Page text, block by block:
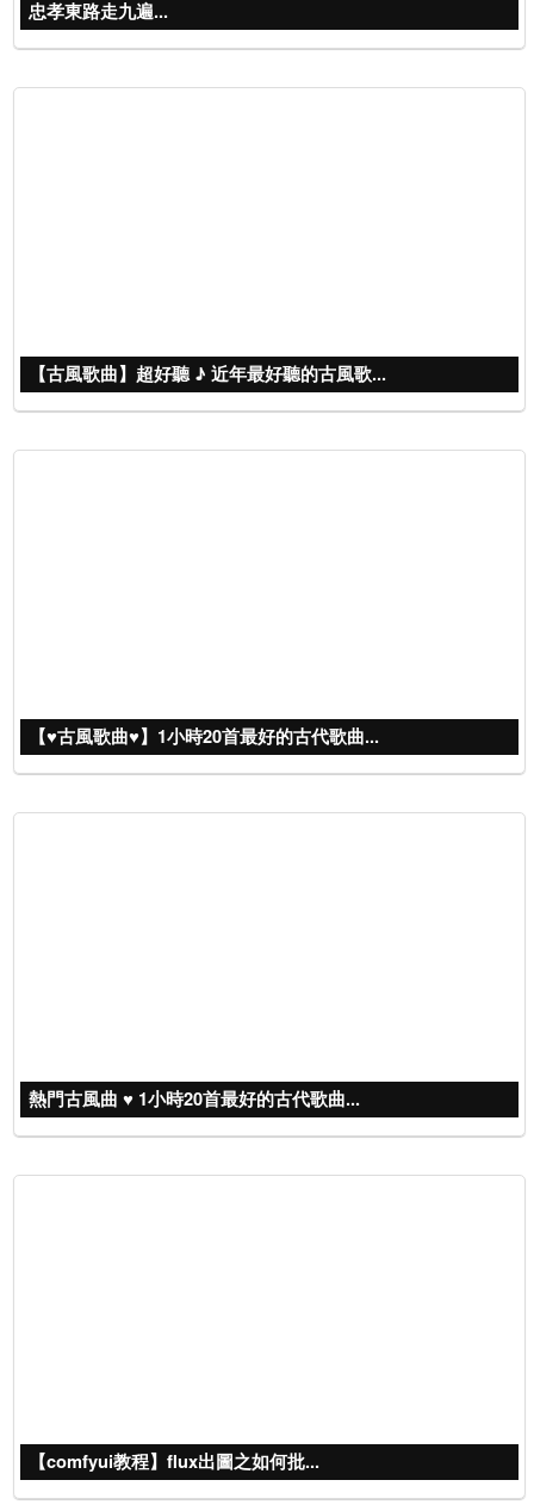
忠孝東路走九遍...
【古風歌曲】超好聽 ♪ 近年最好聽的古風歌...
【♥古風歌曲♥】1小時20首最好的古代歌曲...
熱門古風曲 ♥ 1小時20首最好的古代歌曲...
【comfyui教程】flux出圖之如何批...